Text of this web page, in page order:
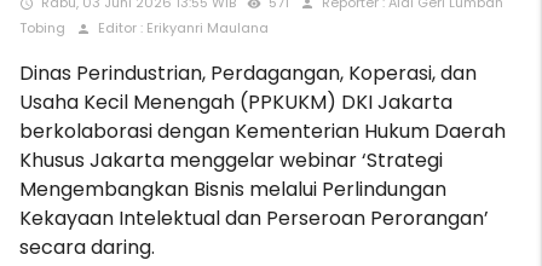
access_time remove_red_eye person
Tobing
person Editor : Erikyanri Maulana
Dinas Perindustrian, Perdagangan, Koperasi, dan
Usaha Kecil Menengah (PPKUKM) DKI Jakarta
berkolaborasi dengan Kementerian Hukum Daerah
Khusus Jakarta menggelar webinar ‘Strategi
Mengembangkan Bisnis melalui Perlindungan
Kekayaan Intelektual dan Perseroan Perorangan’
secara daring.